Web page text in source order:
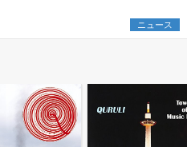
ニュース